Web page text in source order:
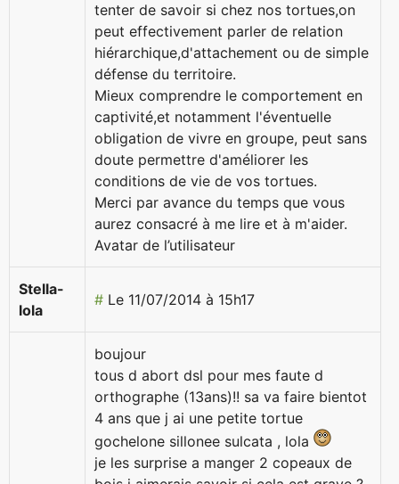
tenter de savoir si chez nos tortues,on
peut effectivement parler de relation
hiérarchique,d'attachement ou de simple
défense du territoire.
Mieux comprendre le comportement en
captivité,et notamment l'éventuelle
obligation de vivre en groupe, peut sans
doute permettre d'améliorer les
conditions de vie de vos tortues.
Merci par avance du temps que vous
aurez consacré à me lire et à m'aider.
Avatar de l’utilisateur
Stella-
lola
# Le 11/07/2014 à 15h17
boujour
tous d abort dsl pour mes faute d
orthographe (13ans)!! sa va faire bientot
4 ans que j ai une petite tortue
gochelone sillonee sulcata , lola
je les surprise a manger 2 copeaux de